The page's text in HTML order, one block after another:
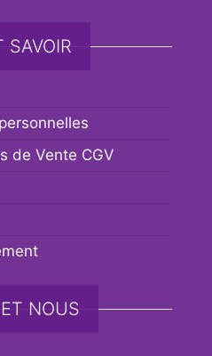
SAVOIR
de Vente CGV
NOUS